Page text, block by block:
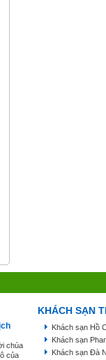
chúa
của
KHÁCH SẠN
Khách sạn Hồ
Khách sạn
Khách sạn Đà